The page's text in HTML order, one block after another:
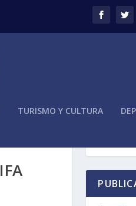
TURISMO Y CULTURA